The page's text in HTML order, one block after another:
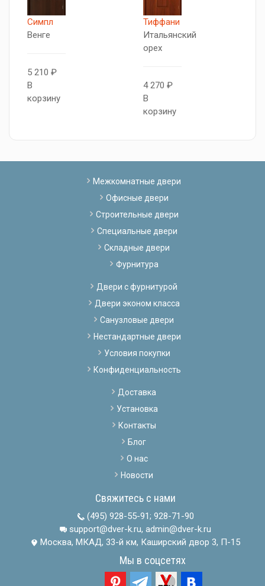
Симпл
Венге
5 210 ₽
В
корзину
Тиффани
Итальянский
орех
4 270 ₽
В
корзину
Межкомнатные двери
Офисные двери
Строительные двери
Специальные двери
Складные двери
Фурнитура
Двери с фурнитурой
Двери эконом класса
Санузловые двери
Нестандартные двери
Условия покупки
Конфиденциальность
Доставка
Установка
Контакты
Блог
О нас
Новости
Свяжитесь с нами
(495) 928-55-91; 928-71-90
support@dver-k.ru, admin@dver-k.ru
Москва, МКАД, 33-й км, Каширский двор 3, П-15
Мы в соцсетях